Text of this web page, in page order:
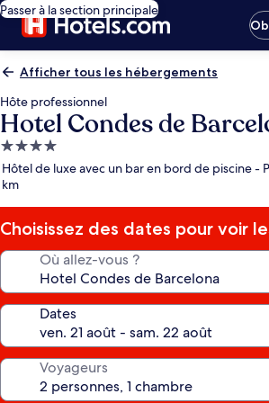
Passer à la section principale
Afficher tous les hébergements
Hôte professionnel
Hotel Condes de
Hébergement
4.0 étoiles
Hôtel de luxe avec un bar en bord de piscine -
km
Choisissez des dates pour voir
Où allez-vous ?
Dates
Voyageurs